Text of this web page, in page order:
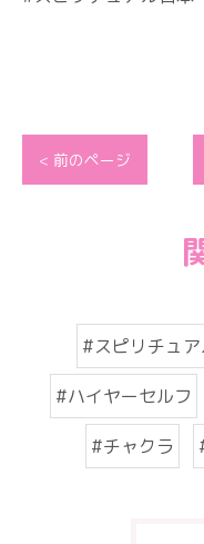
< 前のページ
#スピリチュア
#ハイヤーセルフ
#チャクラ